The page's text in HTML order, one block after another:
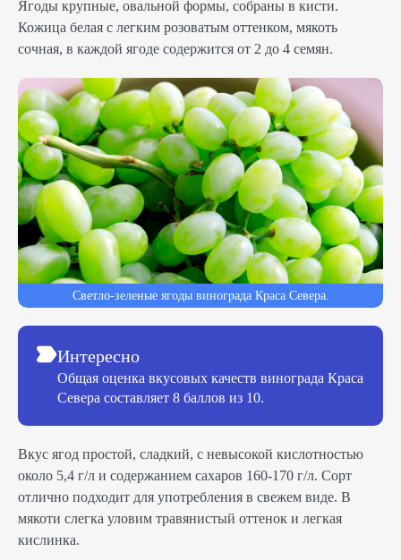
Ягоды крупные, овальной формы, собраны в кисти.
Кожица белая с легким розоватым оттенком, мякоть
сочная, в каждой ягоде содержится от 2 до 4 семян.
Светло-зеленые ягоды винограда Краса Севера.
Интересно
Общая оценка вкусовых качеств винограда Краса
Севера составляет 8 баллов из 10.
Вкус ягод простой, сладкий, с невысокой кислотностью
около 5,4 г/л и содержанием сахаров 160-170 г/л. Сорт
отлично подходит для употребления в свежем виде. В
мякоти слегка уловим травянистый оттенок и легкая
кислинка.